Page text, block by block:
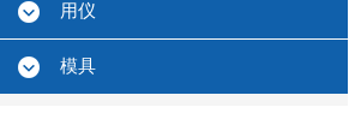
用仪
模具